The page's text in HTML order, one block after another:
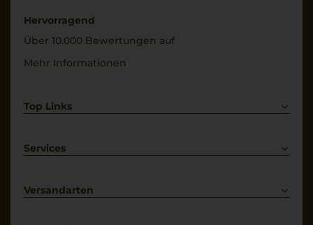
Hervorragend
Über 10.000 Bewertungen auf
Mehr Informationen
Top Links
Weißwein
Services
Kontakt
Versandarten